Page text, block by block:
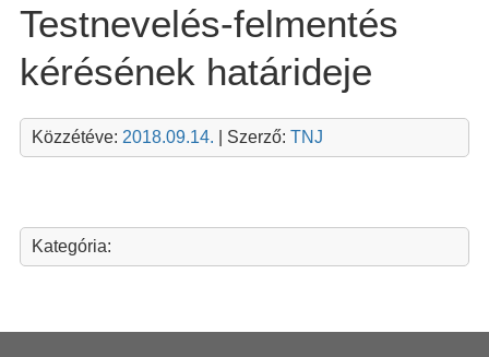
Testnevelés-felmentés
kérésének határideje
Közzétéve: 2018.09.14. | Szerző: TNJ
Kategória: